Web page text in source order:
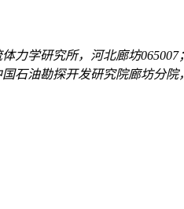
力学研究所，河北廊坊065007；
石油勘探开发研究院廊坊分院